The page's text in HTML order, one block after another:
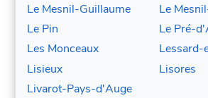
Le Mesnil-Guillaume
Le
Le Pin
Le Pré-
Les Monceaux
Lessard-
Lisieux
Lisores
Livarot-Pays-d'Auge